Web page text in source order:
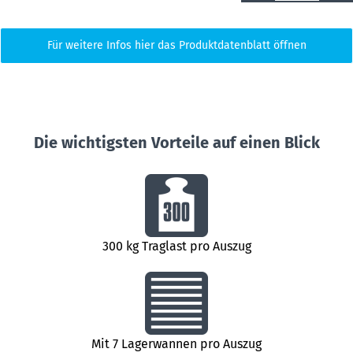
Für weitere Infos hier das Produktdatenblatt öffnen
Die wichtigsten Vorteile auf einen Blick
300 kg Traglast pro Auszug
Mit 7 Lagerwannen pro Auszug